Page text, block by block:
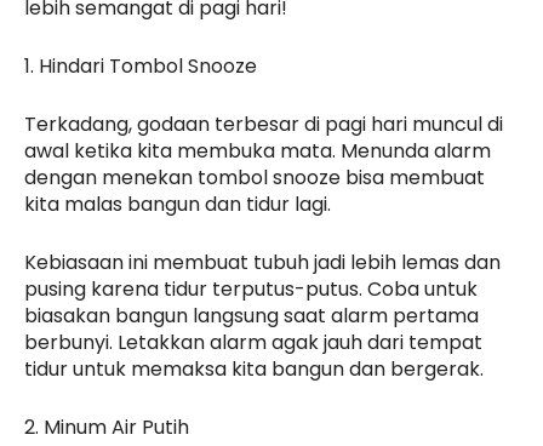
lebih semangat di pagi hari!
1. Hindari Tombol Snooze
Terkadang, godaan terbesar di pagi hari muncul di
awal ketika kita membuka mata. Menunda alarm
dengan menekan tombol snooze bisa membuat
kita malas bangun dan tidur lagi.
Kebiasaan ini membuat tubuh jadi lebih lemas dan
pusing karena tidur terputus-putus. Coba untuk
biasakan bangun langsung saat alarm pertama
berbunyi. Letakkan alarm agak jauh dari tempat
tidur untuk memaksa kita bangun dan bergerak.
2. Minum Air Putih